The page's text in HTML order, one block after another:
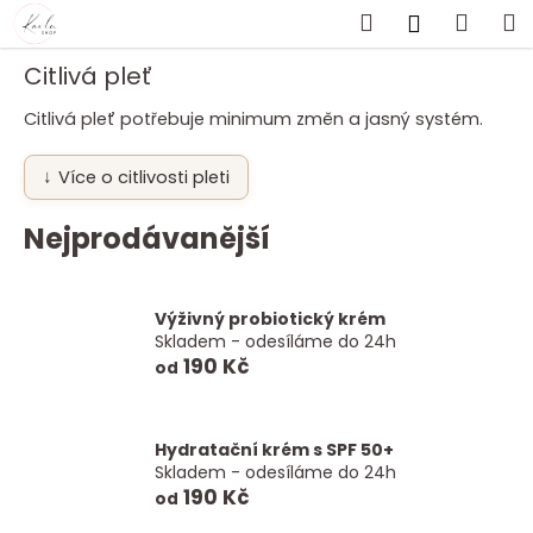
Přejít
obsah
Hledat
Citlivá pleť
Citlivá pleť potřebuje minimum změn a jasný systém.
↓ Více o citlivosti pleti
Nejprodávanější
Výživný probiotický krém
Skladem - odesíláme do 24h
od 190 Kč
Hydratační krém s SPF 50+
Skladem - odesíláme do 24h
od 190 Kč
o
C
o
p
o
t